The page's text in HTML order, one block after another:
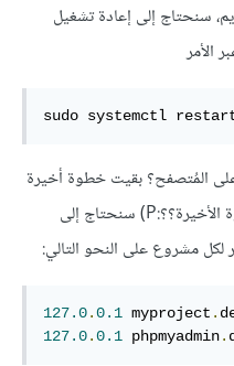
سنحتاج إلى إعادة تشغيل
sudo systemctl
المُتصفح؟ بقيت خطوة أخيرة
(ألم تقل في الخطوة السابقة أنها الخطوة الأخيرة؟؟:P) سنحتاج إلى
127.0.0.1 myproject .
127.0.0.1 phpmyadmin.